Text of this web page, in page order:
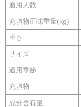
適用人数
充填物正味重量(kg)
重さ
サイズ
適用季節
充填物
成分含有量